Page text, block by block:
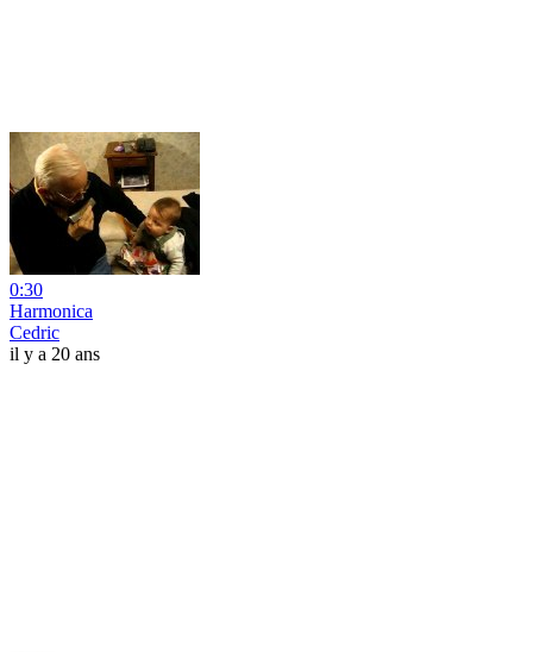
0:30
Harmonica
Cedric
il y a 20 ans